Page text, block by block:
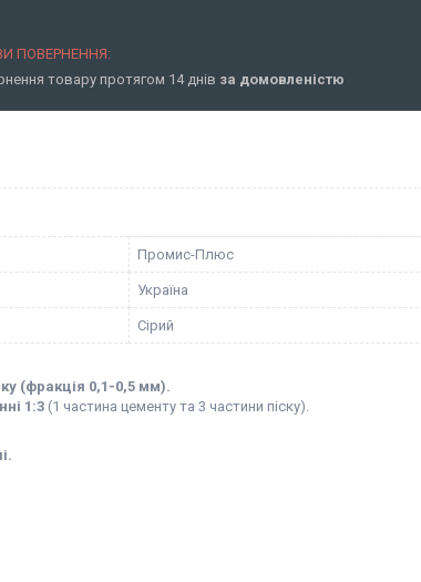
товару протягом 14 днів за домовленістю
Промис-Плюс
Україна
Сірий
(фракція 0,1-0,5 мм).
1:3 (1 частина цементу та 3 частини піску).